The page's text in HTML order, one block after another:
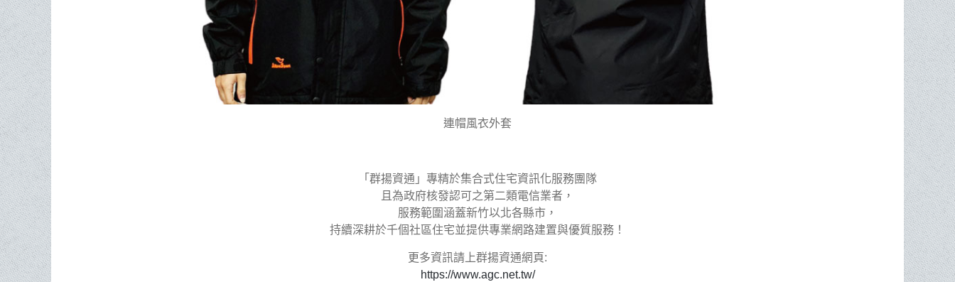
連帽風衣外套
「群揚資通」專精於集合式住宅資訊化服務團隊
且為政府核發認可之第二類電信業者，
服務範圍涵蓋新竹以北各縣市，
持續深耕於千個社區住宅並提供專業網路建置與優質服務！
更多資訊請上群揚資通網頁:
https://www.agc.net.tw/